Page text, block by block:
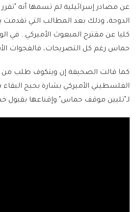
عن مصادر إسرائيلية لم تسمها أنه
الدوحة، وذلك بعد المطالب التي
كليا عن مقترح المبعوث الأميركي.. في
حماس رغم كل التصريحات، فالفجوات
كما قالت الصحيفة إن ويتكوف طلب من
الفلسطيني الأميركي بشارة بحبح
لـ"تليين موقف حماس" وإقناعها بقبول